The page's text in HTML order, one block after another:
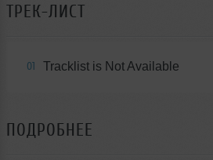
ТРЕК-ЛИСТ
01 Tracklist is Not Available
ПОДРОБНЕЕ